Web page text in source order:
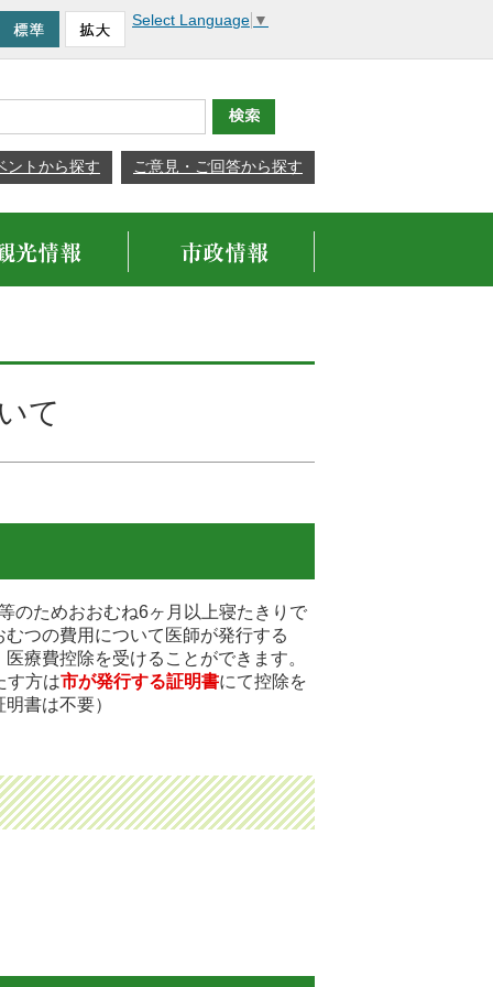
Select Language ▼
ントから探す ご意見・ご回答から探す
て
のためおおむね6ヶ月以上寝たきりで
つの費用について医師が発行する
療費控除を受けることができます。
す方は市が発行する証明書にて控除を
書は不要）